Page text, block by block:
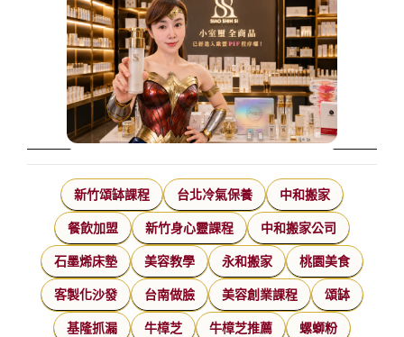
新竹頌缽課程 台北冷氣保養 中和搬家
餐飲加盟 新竹身心靈課程 中和搬家公司
石墨烯床墊 美容教學 永和搬家 桃園美食
客製化沙發 台南做臉 美容創業課程 頌缽
基隆抓漏 牛樟芝 牛樟芝推薦 螺螄粉